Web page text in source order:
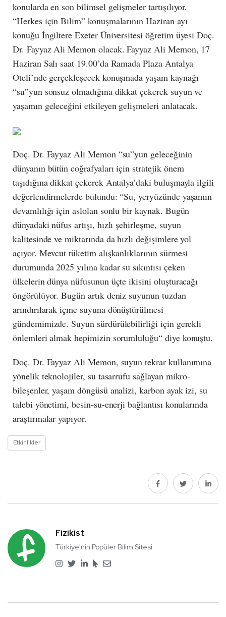
konularda en son bilimsel gelişmeler tartışılıyor.
“Herkes için Bilim” konuşmalarının Haziran ayı
konuğu İngiltere Exeter Üniversitesi öğretim üyesi Doç.
Dr. Fayyaz Ali Memon olacak. Fayyaz Ali Memon, 17
Haziran Salı saat 19.00’da Ramada Plaza Antalya
Oteli’nde gerçekleşecek konuşmada yaşam kaynağı
“su”yun sonsuz olmadığına dikkat çekerek suyun ve
yaşamın geleceğini etkileyen gelişmeleri anlatacak.
Doç. Dr. Fayyaz Ali Memon “su”yun geleceğinin
dünyanın bütün coğrafyaları için stratejik önem
taşıdığına dikkat çekerek Antalya’daki buluşmayla ilgili
değerlendirmelerde bulundu: “Su, yeryüzünde yaşamın
devamlılığı için aslolan sonlu bir kaynak. Bugün
dünyadaki nüfus artışı, hızlı şehirleşme, suyun
kalitesinde ve miktarında da hızlı değişimlere yol
açıyor. Mevcut tüketim alışkanlıklarının sürmesi
durumunda 2025 yılına kadar su sıkıntısı çeken
ülkelerin dünya nüfusunun üçte ikisini oluşturacağı
öngörülüyor. Bugün artık deniz suyunun tuzdan
arındırılarak içme suyuna dönüştürülmesi
gündemimizde. Suyun sürdürülebilirliği için gerekli
önlemleri almak hepimizin sorumluluğu“ diye konuştu.
Doç. Dr. Fayyaz Ali Memon, suyun tekrar kullanımına
yönelik teknolojiler, su tasarrufu sağlayan mikro-
bileşenler, yaşam döngüsü analizi, karbon ayak izi, su
talebi yönetimi, besin-su-enerji bağlantısı konularında
araştırmalar yapıyor.
Etkinlikler
Fizikist
Türkiye'nin Popüler Bilim Sitesi